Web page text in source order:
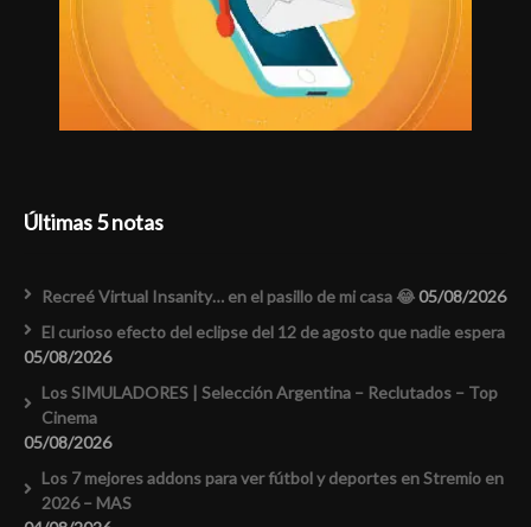
Últimas 5 notas
Recreé Virtual Insanity… en el pasillo de mi casa 😂05/08/2026
El curioso efecto del eclipse del 12 de agosto que nadie espera
05/08/2026
Los SIMULADORES | Selección Argentina – Reclutados – Top
Cinema
05/08/2026
Los 7 mejores addons para ver fútbol y deportes en Stremio en
2026 – MAS